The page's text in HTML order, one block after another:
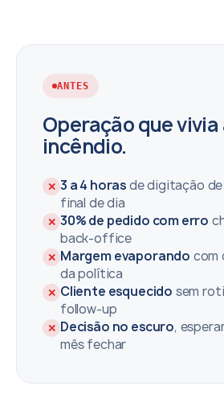
ANTES
Operação que
incêndio.
✕ 3 a 4 horasde digitação
final de dia
✕ 30% de pedido com erro
back-office
✕ Margem evaporando com
da política
✕ Cliente esquecido sem
follow-up
✕ Decisão no escuro,
mês fechar